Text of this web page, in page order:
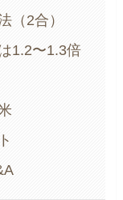
（2合）
1.2〜1.3倍